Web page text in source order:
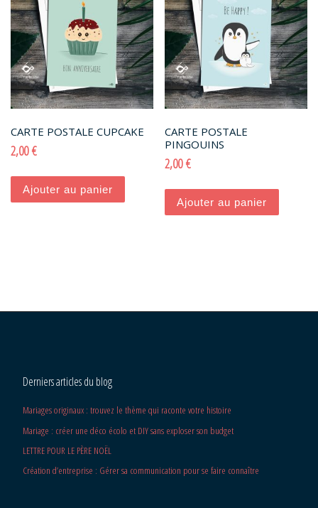
CARTE POSTALE CUPCAKE
2,00€
Ajouter au panier
CARTE POSTALE
PINGOUINS
2,00€
Ajouter au panier
Derniers articles du blog
Mariages originaux : trouvez le thème qui raconte votre histoire
Mariage : créer une déco écolo et DIY sans exploser son budget
LETTRE POUR LE PÈRE NOËL
Création d’entreprise : Gérer sa communication pour se faire connaître